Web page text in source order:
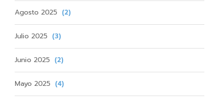
Agosto 2025 (2)
Julio 2025 (3)
Junio 2025 (2)
Mayo 2025 (4)